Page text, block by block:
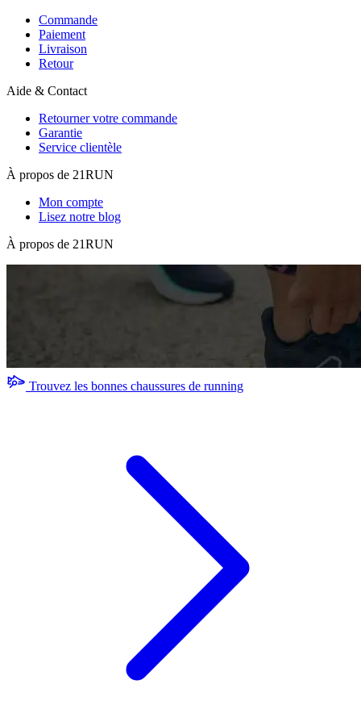
Commande
Paiement
Livraison
Retour
Aide & Contact
Retourner votre commande
Garantie
Service clientèle
À propos de 21RUN
Mon compte
Lisez notre blog
À propos de 21RUN
Trouvez les bonnes chaussures de running